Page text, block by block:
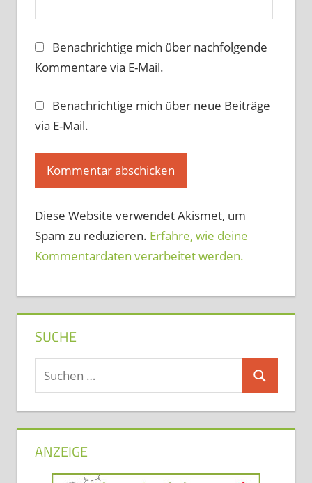
Benachrichtige mich über nachfolgende
Kommentare via E-Mail.
Benachrichtige mich über neue Beiträge
via E-Mail.
Diese Website verwendet Akismet, um
Spam zu reduzieren. Erfahre, wie deine
Kommentardaten verarbeitet werden.
SUCHE
Suchen
nach:
Suchen
ANZEIGE